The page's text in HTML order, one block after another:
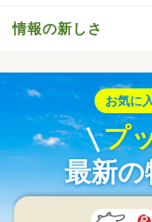
情報の新しさ
お気に
プ
最新の